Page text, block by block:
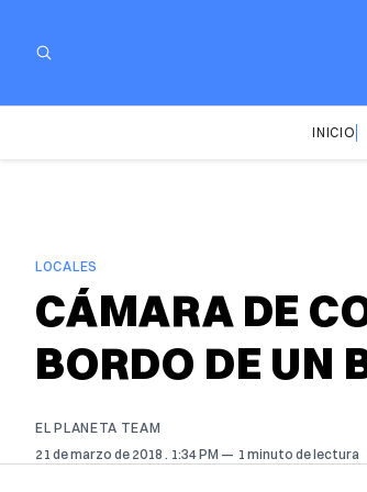
INICIO
LOCALES
CÁMARA DE
BORDO DE UN
EL PLANETA TEAM
21 de marzo de 2018 . 1:34 PM 1 minuto de lectura